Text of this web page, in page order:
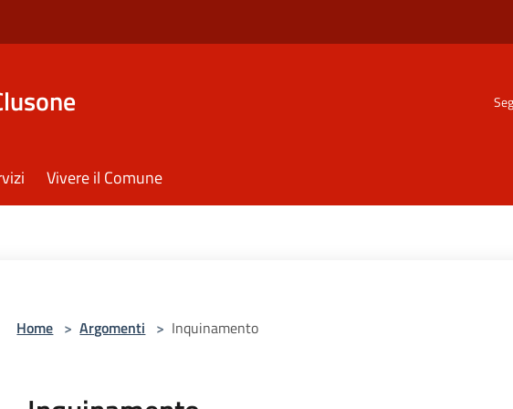
Vivere il Comune
Home > Argomenti > Inquinamento